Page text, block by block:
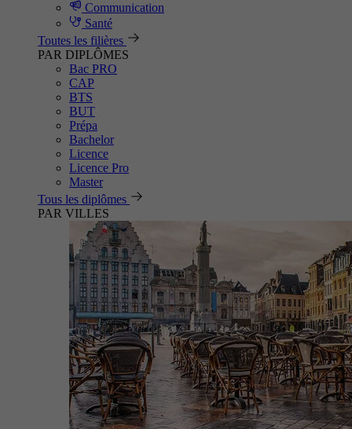
Communication
Santé
Toutes les filières
PAR DIPLÔMES
Bac PRO
CAP
BTS
BUT
Prépa
Bachelor
Licence
Licence Pro
Master
Tous les diplômes
PAR VILLES